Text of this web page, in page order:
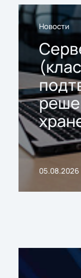
Новости
05.08.2026